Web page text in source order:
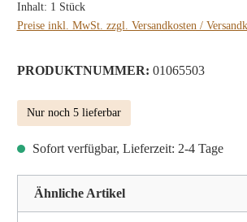
Inhalt: 1 Stück
Preise inkl. MwSt. zzgl. Versandkosten /
PRODUKTNUMMER: 01065503
Nur noch 5 lieferbar
Sofort verfügbar, Lieferzeit: 2-4 Tage
Ähnliche Artikel